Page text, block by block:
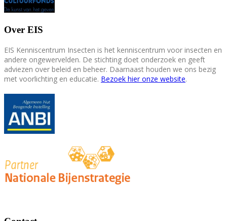
Over EIS
EIS Kenniscentrum Insecten is het kenniscentrum voor insecten en
andere ongewervelden. De stichting doet onderzoek en geeft
adviezen over beleid en beheer. Daarnaast houden we ons bezig
met voorlichting en educatie. Bezoek hier onze website.